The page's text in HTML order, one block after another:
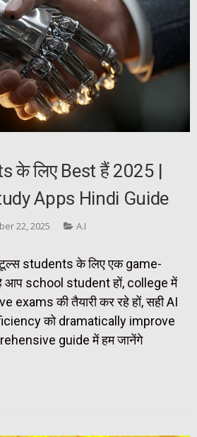
के लिए Best हैं 2025 |
Apps Hindi Guide
22, 2025 A.I
students के लिए एक game-
आप school student हों, college में
exams की तैयारी कर रहे हों, सही AI
को dramatically improve
guide में हम जानेंगे